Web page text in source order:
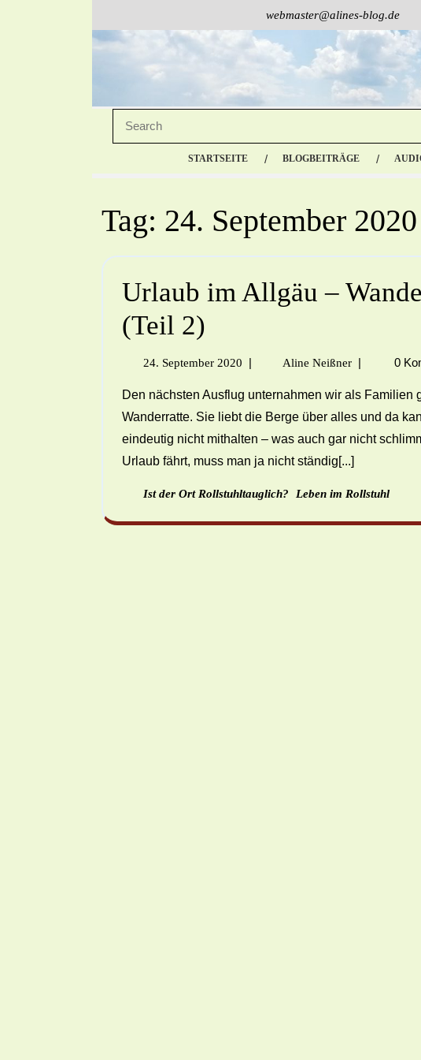
webmaster@alines-blog.de
STARTSEITE BLOGBEITRÄGE
Tag: 24. September 2020
Urlaub im Allgäu –
(Teil 2)
24. September 2020 | Aline Neißner | 0
Den nächsten Ausflug unternahmen wir als Familien getrennt. Meine Freundin ist eine totale
Wanderratte. Sie liebt die Berge über alles und da
eindeutig nicht mithalten – was auch gar nicht
Urlaub fährt, muss man ja nicht ständig[...]
Ist der Ort Rollstuhltauglich? Leben im Rollstuhl